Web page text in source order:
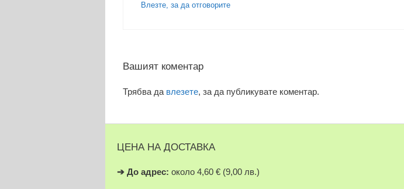
Влезте, за да отговорите
Вашият коментар
Трябва да влезете, за да публикувате коментар.
ЦЕНА НА ДОСТАВКА
➔ До адрес: около 4,60 € (9,00 лв.)